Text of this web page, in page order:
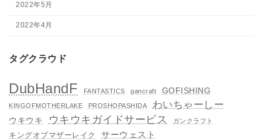
2022年5月
2022年4月
タグクラウド
DubHandF FANTASTICS gancraft GOFISHING
KINGOFMOTHERLAKE PROSHOPASHIDA わいちゃーしー
ウキウキ ウキウキガイドサービス ガンクラフト
キングオブマザーレイク
サーウェスト